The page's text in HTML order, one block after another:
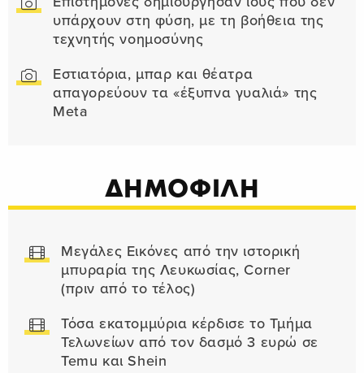
υπάρχουν στη φύση, με τη βοήθεια της
τεχνητής νοημοσύνης
Εστιατόρια, μπαρ και θέατρα
απαγορεύουν τα «έξυπνα γυαλιά» της
Meta
ΔΗΜΟΦΙΛΗ
Μεγάλες Εικόνες από την ιστορική
μπυραρία της Λευκωσίας, Corner
(πριν από το τέλος)
Τόσα εκατομμύρια κέρδισε το Τμήμα
Τελωνείων από τον δασμό 3 ευρώ σε
Temu και Shein